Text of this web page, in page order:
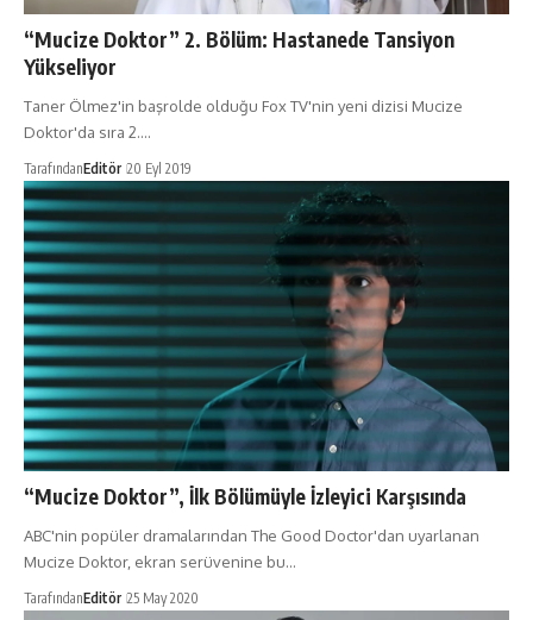
“Mucize Doktor” 2. Bölüm: Hastanede Tansiyon
Yükseliyor
Taner Ölmez'in başrolde olduğu Fox TV'nin yeni dizisi Mucize
Doktor'da sıra 2.…
TarafındanEditör 20 Eyl 2019
“Mucize Doktor”, İlk Bölümüyle İzleyici Karşısında
ABC'nin popüler dramalarından The Good Doctor'dan uyarlanan
Mucize Doktor, ekran serüvenine bu…
TarafındanEditör 25 May 2020